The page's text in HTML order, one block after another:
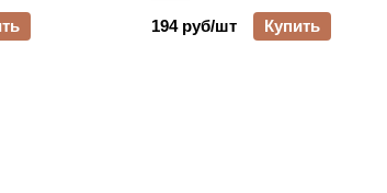
194 руб/шт
Купить